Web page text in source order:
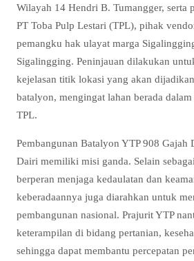
Wilayah 14 Hendri B. Tumangger, serta
PT Toba Pulp Lestari (TPL), pihak
pemangku hak ulayat marga
Sigalingging. Peninjauan dilakukan
kejelasan titik lokasi yang akan
batalyon, mengingat lahan berada
TPL.
Pembangunan Batalyon YTP 908 Gajah
Dairi memiliki misi ganda. Selain
berperan menjaga kedaulatan dan
keberadaannya juga diarahkan untuk
pembangunan nasional. Prajurit YTP
keterampilan di bidang pertanian,
sehingga dapat membantu percepatan